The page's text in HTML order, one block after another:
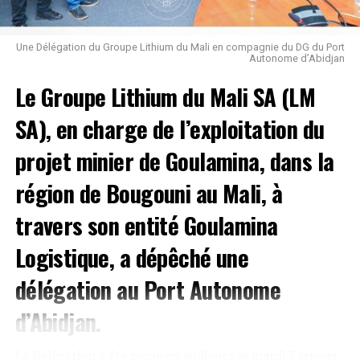
SUJETS ASSOCIÉS: MAMKOUL2020
Congrès du PS suisse: l’illégalité de la CEI en Côte
À NE PAS RATER !
[VIDEO]Tour F Plateau: Mamadou Koulibaly gronde
Ouattara
Landry Yao
Une Délégation du Groupe Lithium du Mali en compagnie du DG du Port
Autonome d’Abidjan
Le Groupe Lithium du Mali SA (LM
SA), en charge de l’exploitation du
projet minier de Goulamina, dans la
région de Bougouni au Mali, à
travers son entité Goulamina
Logistique, a dépêché une
délégation au Port Autonome
d’Abidjan.